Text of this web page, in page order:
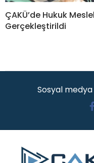
ÇAKÜ’de Hukuk
Gerçekleştirildi
Sosyal medya